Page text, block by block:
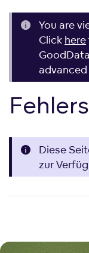
You are
Click here
Diese
zur